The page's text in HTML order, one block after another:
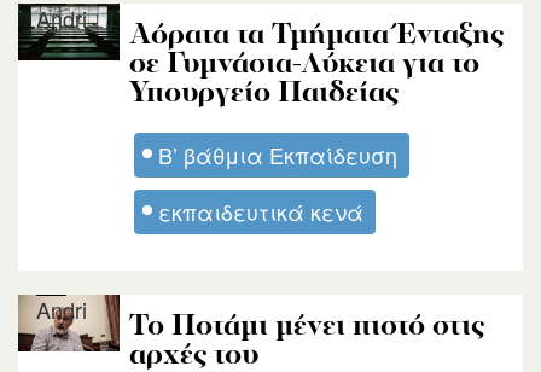
Αόρατα τα Τμήματα Ένταξης
σε Γυμνάσια-Λύκεια για το
Υπουργείο Παιδείας
Β’ βάθμια Εκπαίδευση
εκπαιδευτικά κενά
Andri
To Ποτάμι μένει πιστό στις
αρχές του
Andri